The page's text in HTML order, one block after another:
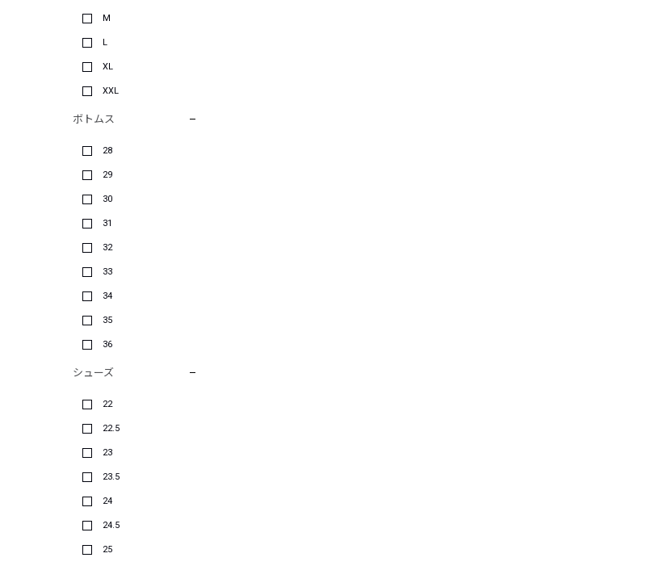
M
L
XL
XXL
ボトムス
28
29
30
31
32
33
34
35
36
シューズ
22
22.5
23
23.5
24
24.5
25